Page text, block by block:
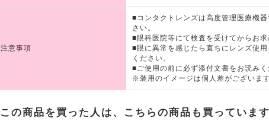
注意事項
■コンタクトレンズは高度管理医療機
さい。
■眼科医院等にて検査を受けてからお
■眼に異常を感じたら直ちにレンズ使
ください。
■ご使用の前に必ず添付文書をお読み
※装用のイメージは個人差がございま
この商品を買った人は、こちらの商品も買っていま